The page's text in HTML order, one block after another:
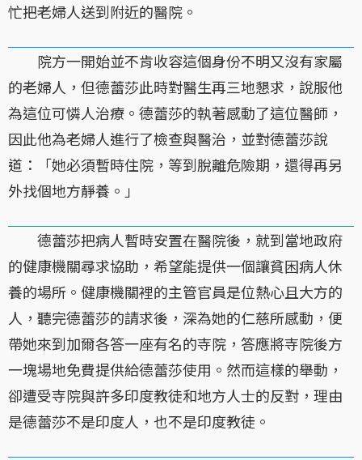
忙把老婦人送到附近的醫院。
院方一開始並不肯收容這個身份不明又沒有家屬
的老婦人，但德蕾莎此時對醫生再三地懇求，說服他
為這位可憐人治療。德蕾莎的執著感動了這位醫師，
因此他為老婦人進行了檢查與醫治，並對德蕾莎說
道：「她必須暫時住院，等到脫離危險期，還得再另
外找個地方靜養。」
德蕾莎把病人暫時安置在醫院後，就到當地政府
的健康機關尋求協助，希望能提供一個讓貧困病人休
養的場所。健康機關裡的主管官員是位熱心且大方的
人，聽完德蕾莎的請求後，深為她的仁慈所感動，便
帶她來到加爾各答一座有名的寺院，答應將寺院後方
一塊場地免費提供給德蕾莎使用。然而這樣的舉動，
卻遭受寺院與許多印度教徒和地方人士的反對，理由
是德蕾莎不是印度人，也不是印度教徒。